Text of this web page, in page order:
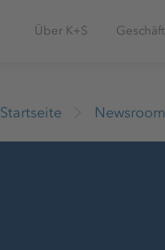
Über K+S
Startseite Newsroom